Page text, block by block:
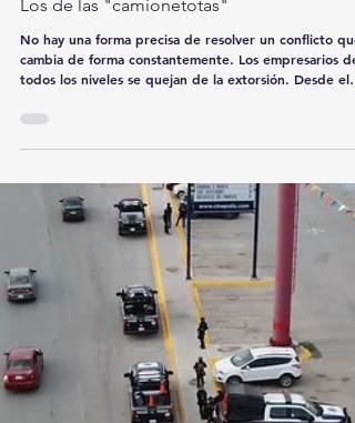
redcomarcamx
2 dic 2025
4 min de lectura
Los de las "camionetotas"
No hay una forma precisa de resolver un conflicto que
cambia de forma constantemente. Los empresarios de
que vende ganado, el que transporta, el que
construye, el que vende pollo y pollinaza como
para el ganado, el que depende de los canales de
para cultivar... En todos los casos hay una persona o
grupo imponiendo una cuota o condiciones ajenas a
"formales", impuestas por el municipio, el estado o el